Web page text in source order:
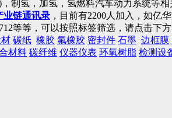
制氢，加氢，氢燃料汽车动力系统等
业链通讯录 ，目前有2200人加入，如亿
等等，可以按照标签筛选，请点击下
碳纸 橡胶 氟橡胶 密封件 石墨 边框膜
材料 碳纤维 仪器仪表 环氧树脂 检测设